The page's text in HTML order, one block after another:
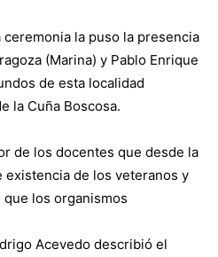
la puso la presencia
(Marina) y Pablo Enrique
de esta localidad
la Cuña Boscosa.
de los docentes que desde la
de los veteranos y
los organismos
Acevedo describió el